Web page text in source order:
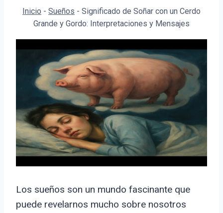
Inicio - Sueños - Significado de Soñar con un Cerdo
Grande y Gordo: Interpretaciones y Mensajes
Los sueños son un mundo fascinante que
puede revelarnos mucho sobre nosotros